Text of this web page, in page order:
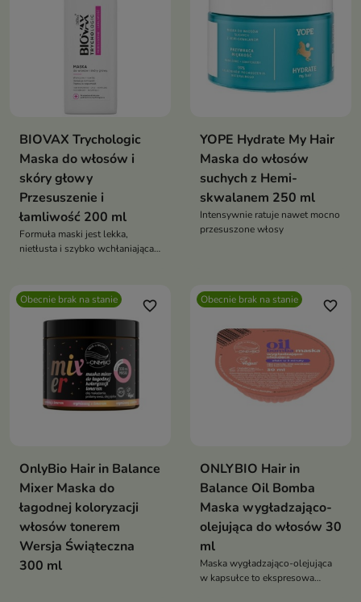
BIOVAX Trychologic
Maska do włosów i
skóry głowy
Przesuszenie i
łamliwość 200 ml
Formuła maski jest lekka,
nietłusta i szybko wchłaniająca
YOPE Hydrate My Hair
Maska do włosów
suchych z Hemi-
skwalanem 250 ml
Intensywnie ratuje nawet mocno
przesuszone włosy
Obecnie brak na stanie favorite_border
OnlyBio Hair in Balance
Mixer Maska do
łagodnej koloryzacji
włosów tonerem
Wersja Świąteczna
300 ml
Obecnie brak na stanie favorite_border
ONLYBIO Hair in
Balance Oil Bomba
Maska wygładzająco-
olejująca do włosów 30
ml
Maska wygładzająco-olejująca
w kapsułce to ekspresowa